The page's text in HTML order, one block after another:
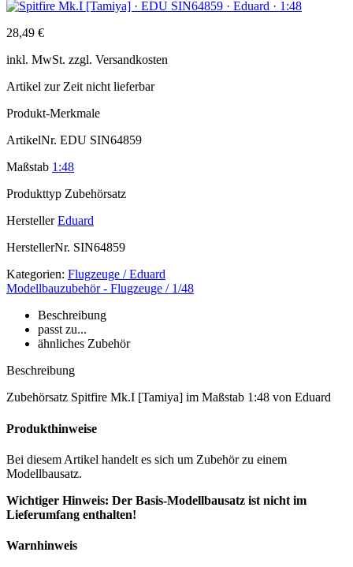
28,49 €
inkl. MwSt. zzgl. Versandkosten
Artikel zur Zeit nicht lieferbar
Produkt-Merkmale
ArtikelNr. EDU SIN64859
Maßstab 1:48
Produkttyp Zubehörsatz
Hersteller Eduard
HerstellerNr. SIN64859
Kategorien: Flugzeuge / Eduard
Modellbauzubehör - Flugzeuge / 1/48
Beschreibung
passt zu...
ähnliches Zubehör
Beschreibung
Zubehörsatz Spitfire Mk.I [Tamiya] im Maßstab 1:48 von Eduard
Produkthinweise
Bei diesem Artikel handelt es sich um Zubehör zu einem
Modellbausatz.
Wichtiger Hinweis: Der Basis-Modellbausatz ist nicht im
Lieferumfang enthalten!
Warnhinweis